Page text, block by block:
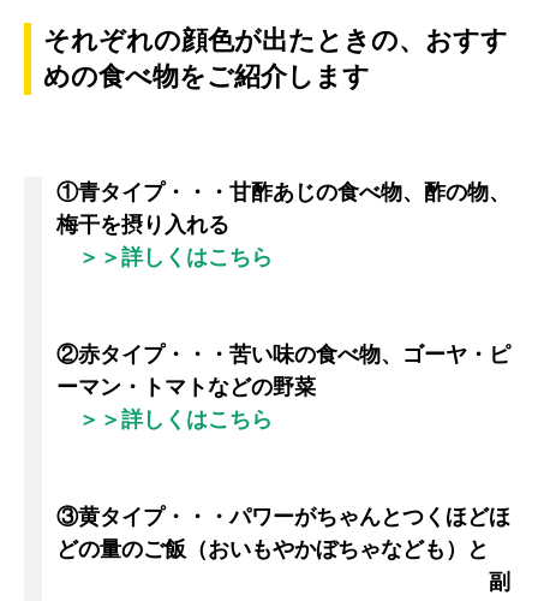
それぞれの顔色が出たときの、おすす
めの食べ物をご紹介します
①青タイプ・・・甘酢あじの食べ物、酢の物、
梅干を摂り入れる
＞＞詳しくはこちら
②赤タイプ・・・苦い味の食べ物、ゴーヤ・ピ
ーマン・トマトなどの野菜
＞＞詳しくはこちら
③黄タイプ・・・パワーがちゃんとつくほどほ
どの量のご飯（おいもやかぼちゃなども）と
副